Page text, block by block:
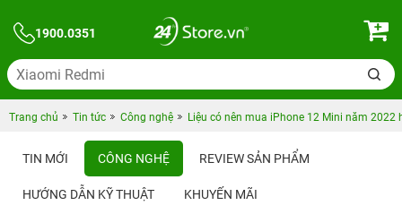
1900.0351
Trang chủ Tin tức Công nghệ Liệu có nên mua iPhone 12 Mini năm 2022
TIN MỚI CÔNG NGHỆ REVIEW SẢN PHẨM
HƯỚNG DẪN KỸ THUẬT KHUYẾN MÃI